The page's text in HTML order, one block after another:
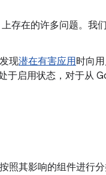
存在的许多问题。我
现潜在有害应用时向
于启用状态，对于从
照其影响的组件进行分